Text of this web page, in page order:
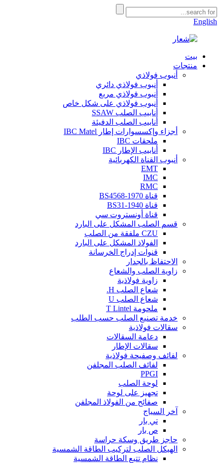
English
بيت
منتجات
أنبوب فولاذي
أنبوب فولاذي دائري
أنبوب فولاذي مربع
أنبوب فولاذي على شكل خاص
أنابيب الصلب SSAW
أنابيب الصلب الدفيئة
أجزاء وإكسسوارات إطار IBC Matel
ملحقات IBC
أنابيب الإطار IBC
أنبوب القناة الكهربائية
EMT
IMC
RMC
قناة BS4568-1970
قناة BS31-1940
قناة أونستروت سي
قسم الصلب المشكل على البارد
CZU ملفقة من الصلب
الفولاذ المشكل على البارد
قنوات إدراج الخرسانة
الاحتفاظ بالجدار
زاوية الصلب والشعاع
زاوية فولاذية
شعاع الصلب H.
شعاع الصلب U
ملحومة T Lintel
خدمة تصنيع الصلب حسب الطلب
سقالات فولاذية
دعامة السقالات
سقالات الإطار
لفائف وصفيحة فولاذية
لفائف الصلب المجلفن
PPGI
لوحة الصلب
تجهيز على لوحة
صفائح من الفولاذ المجلفن
آخر السياج
تي بار
ص بار
حاجز طريق وسكة حراسة
الهيكل الصلب لتركيب الطاقة الشمسية
نظام تتبع الطاقة الشمسية